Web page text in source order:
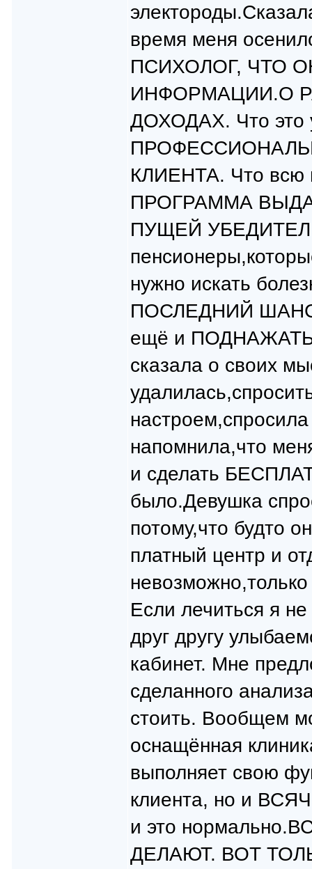
время меня
ПСИХОЛОГ, ЧТО
ИНФОРМАЦИИ.О
ДОХОДАХ. Что
КЛИЕНТА. Что всю
ПРОГРАММА
ПУЩЕЙ
нужно искать
ПОСЛЕДНИЙ
ещё и
сказала о своих
напомнила,что
и сделать
было.Девушка
потому,что будто
платный центр и
Если лечиться я
друг другу
кабинет. Мне
сделанного
стоить. Вообщем
оснащённая
выполняет свою
клиента, но и
и это
ДЕЛАЮТ. ВОТ